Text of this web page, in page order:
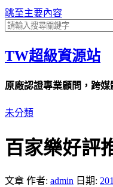
跳至主要內容
TW超級資源站
原廠認證專業顧問，跨
未分類
百家樂好評
文章 作者: admin 日期: